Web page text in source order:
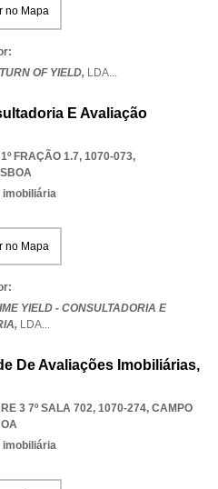
no Mapa
OF YIELD, LDA...
E Avaliação
FRAÇÃO 1.7, 1070-073,
imobiliária
no Mapa
YIELD - CONSULTADORIA E
LDA...
De Avaliações Imobiliárias,
3 7º SALA 702, 1070-274, CAMPO
imobiliária